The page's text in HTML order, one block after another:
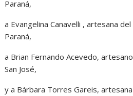
Paraná,
a Evangelina Canavelli , artesana
Paraná,
a Brian Fernando Acevedo,
San José,
y a Bárbara Torres Gareis,